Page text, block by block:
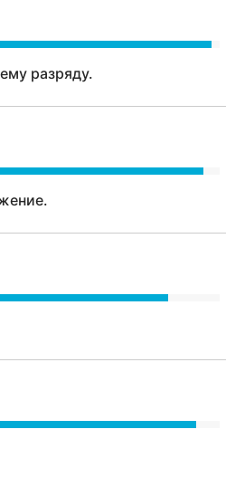
разряду.